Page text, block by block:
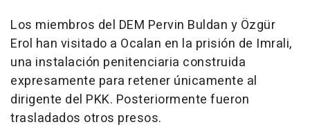
Los miembros del DEM Pervin Buldan y Özgür
Erol han visitado a Ocalan en la prisión de Imrali,
una instalación penitenciaria construida
expresamente para retener únicamente al
dirigente del PKK. Posteriormente fueron
trasladados otros presos.